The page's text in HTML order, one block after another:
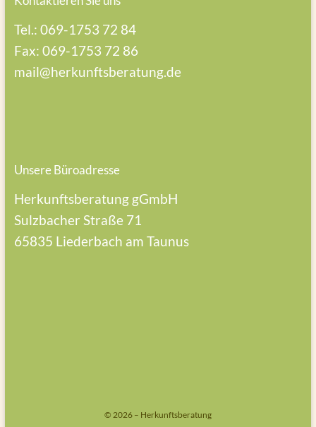
Tel.: 069-1753 72 84
Fax: 069-1753 72 86
mail@herkunftsberatung.de
Unsere Büroadresse
Herkunftsberatung gGmbH
Sulzbacher Straße 71
65835 Liederbach am Taunus
© 2026 – Herkunftsberatung